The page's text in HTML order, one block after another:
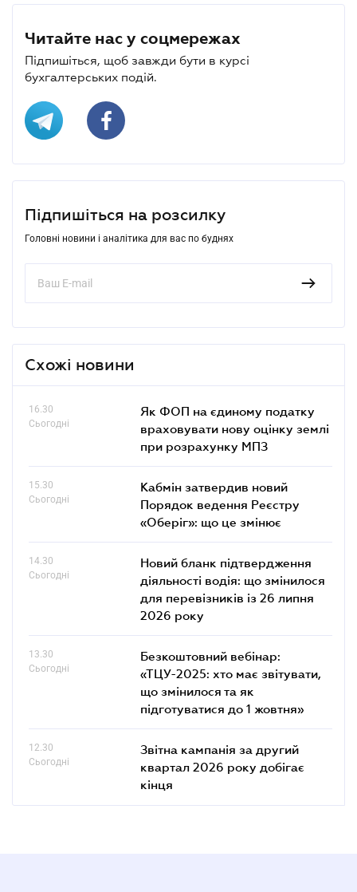
Читайте нас у соцмережах
Підпишіться, щоб завжди бути в курсі
бухгалтерських подій.
Підпишіться на розсилку
Головні новини і аналітика для вас по буднях
Схожі новини
16.30
Сьогодні
Як ФОП на єдиному податку
враховувати нову оцінку землі
при розрахунку МПЗ
15.30
Сьогодні
Кабмін затвердив новий
Порядок ведення Реєстру
«Оберіг»: що це змінює
14.30
Сьогодні
Новий бланк підтвердження
діяльності водія: що змінилося
для перевізників із 26 липня
2026 року
13.30
Сьогодні
Безкоштовний вебінар:
«ТЦУ-2025: хто має звітувати,
що змінилося та як
підготуватися до 1 жовтня»
12.30
Сьогодні
Звітна кампанія за другий
квартал 2026 року добігає
кінця